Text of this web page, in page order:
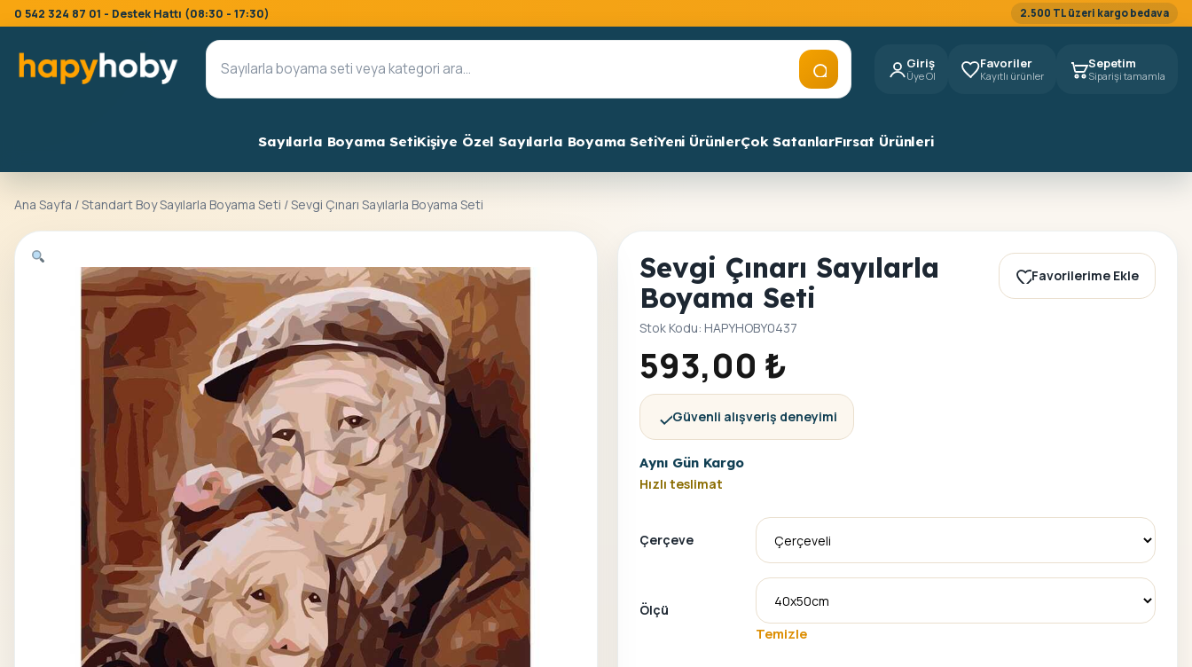
0 542 324 87 01 - Destek Hattı (08:30 - 17:30) 2.500 TL üzeri kargo bedava
Giriş
Üye Ol
Favoriler
Kayıtlı ürünler
Sepetim
Siparişi tamamla
Sayılarla Boyama SetiKişiye Özel Sayılarla Boyama SetiYeni ÜrünlerÇok SatanlarFırsat Ürünleri
Ana Sayfa /Standart Boy Sayılarla Boyama Seti / Sevgi Çınarı Sayılarla Boyama Seti
Sevgi Çınarı Sayılarla
Boyama Seti
Stok Kodu: HAPYHOBY0437
Favorilerime Ekle
593,00 ₺
Güvenli alışveriş deneyimi
Aynı Gün Kargo
Hızlı teslimat
Çerçeve
Ölçü
Temizle